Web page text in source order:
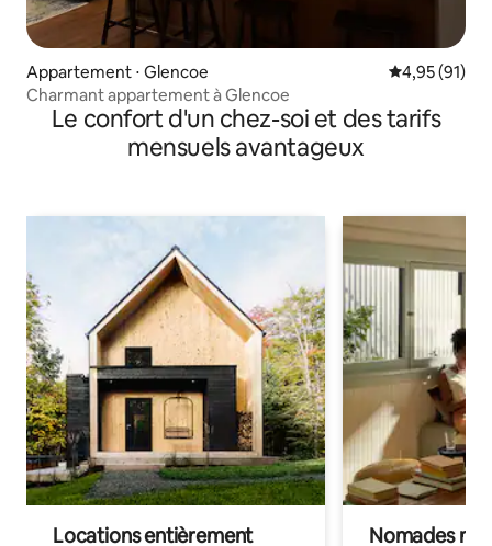
Appartement ⋅ Glencoe Évaluation
4,95 (91)
Charmant appartement à Glencoe
Le confort d'un chez-soi et des tarifs
mensuels avantageux
Locations entièrement Nomades